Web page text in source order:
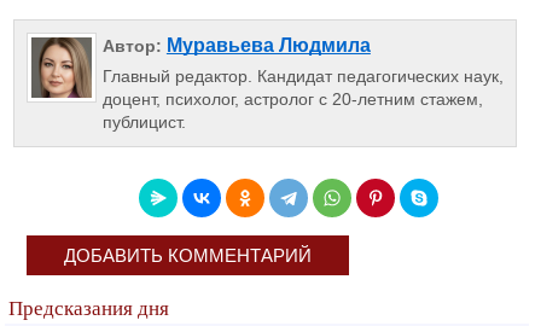
Автор: Муравьева Людмила
Главный редактор. Кандидат педагогических наук,
доцент, психолог, астролог с 20-летним стажем,
публицист.
ДОБАВИТЬ КОММЕНТАРИЙ
Предсказания дня